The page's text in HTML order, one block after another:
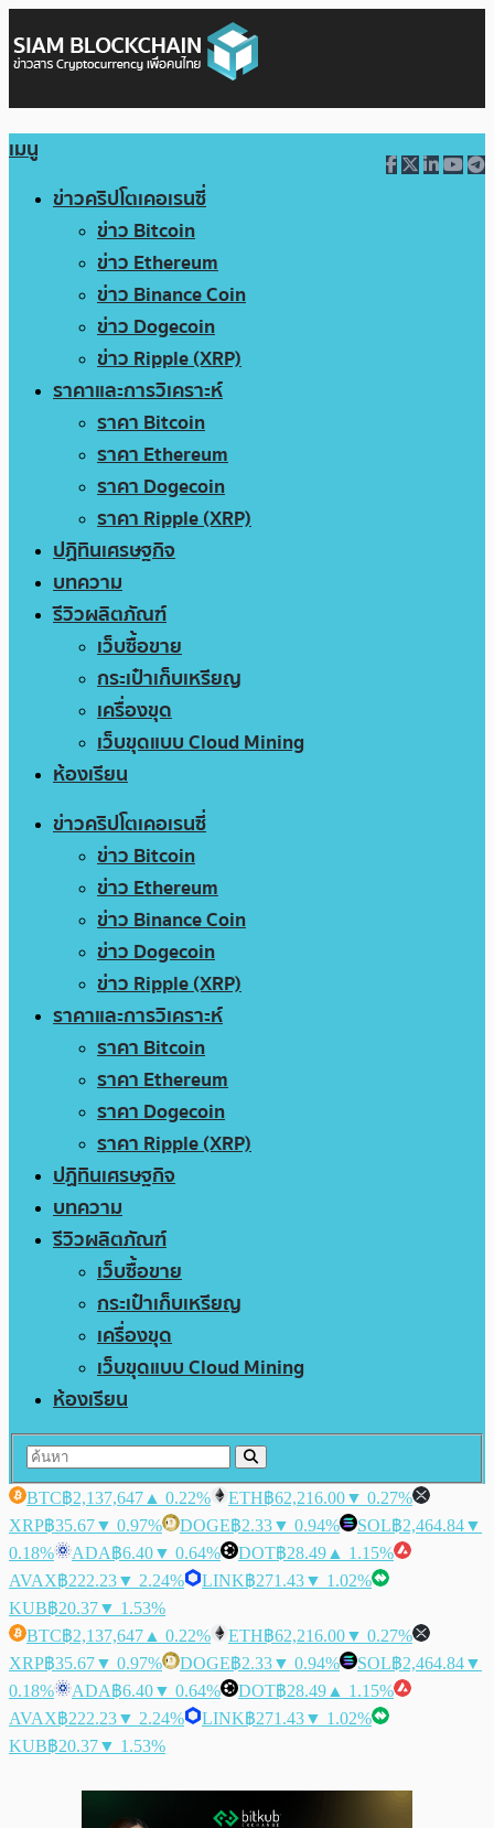
เมนู
ข่าวคริปโตเคอเรนซี่
ข่าว Bitcoin
ข่าว Ethereum
ข่าว Binance Coin
ข่าว Dogecoin
ข่าว Ripple (XRP)
ราคาและการวิเคราะห์
ราคา Bitcoin
ราคา Ethereum
ราคา Dogecoin
ราคา Ripple (XRP)
ปฏิทินเศรษฐกิจ
บทความ
รีวิวผลิตภัณฑ์
เว็บซื้อขาย
กระเป๋าเก็บเหรียญ
เครื่องขุด
เว็บขุดแบบ Cloud Mining
ห้องเรียน
ข่าวคริปโตเคอเรนซี่
ข่าว Bitcoin
ข่าว Ethereum
ข่าว Binance Coin
ข่าว Dogecoin
ข่าว Ripple (XRP)
ราคาและการวิเคราะห์
ราคา Bitcoin
ราคา Ethereum
ราคา Dogecoin
ราคา Ripple (XRP)
ปฏิทินเศรษฐกิจ
บทความ
รีวิวผลิตภัณฑ์
เว็บซื้อขาย
กระเป๋าเก็บเหรียญ
เครื่องขุด
เว็บขุดแบบ Cloud Mining
ห้องเรียน
BTC฿2,137,647 ▲ 0.22% ETH฿62,216.00▼ 0.27%
XRP฿35.67▼ 0.97% DOGE฿2.33▼ 0.94% SOL฿2,464.84▼
0.18%
ADA฿6.40▼ 0.64% DOT฿28.49 ▲ 1.15%
AVAX฿222.23▼ 2.24% LINK฿271.43▼ 1.02%
KUB฿20.37▼ 1.53%
BTC฿2,137,647 ▲ 0.22% ETH฿62,216.00▼ 0.27%
XRP฿35.67▼ 0.97% DOGE฿2.33▼ 0.94% SOL฿2,464.84▼
0.18%
ADA฿6.40▼ 0.64% DOT฿28.49 ▲ 1.15%
AVAX฿222.23▼ 2.24% LINK฿271.43▼ 1.02%
KUB฿20.37▼ 1.53%